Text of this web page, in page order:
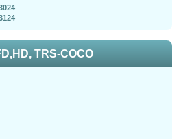
TRS-COCO